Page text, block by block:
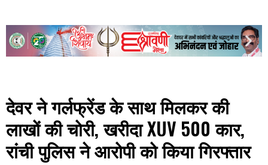
देवर ने गर्लफ्रेंड के साथ मिलकर की
लाखों की चोरी, खरीदा XUV 500 कार,
रांची पुलिस ने आरोपी को किया गिरफ्तार